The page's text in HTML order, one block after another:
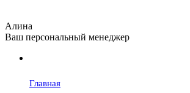
Алина
Ваш персональный менеджер
Главная